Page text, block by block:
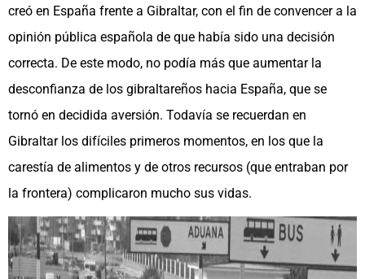
creó en España frente a Gibraltar, con el fin de convencer a la
opinión pública española de que había sido una decisión
correcta. De este modo, no podía más que aumentar la
desconfianza de los gibraltareños hacia España, que se
tornó en decidida aversión. Todavía se recuerdan en
Gibraltar los difíciles primeros momentos, en los que la
carestía de alimentos y de otros recursos (que entraban por
la frontera) complicaron mucho sus vidas.